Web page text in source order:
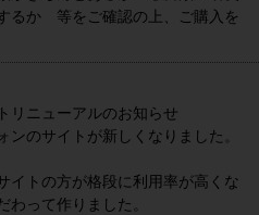
るか 等をご確認の上、ご購入を
ニューアルのお知らせ
のサイトが新しくなりました。
イトの方が格段に利用率が高くな
わって作りました。